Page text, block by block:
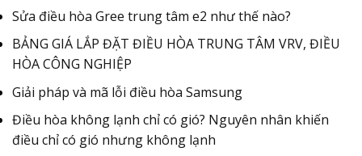
Sửa điều hòa Gree trung tâm e2 như thế nào?
BẢNG GIÁ LẮP ĐẶT ĐIỀU HÒA TRUNG TÂM VRV, ĐIỀU
HÒA CÔNG NGHIỆP
Giải pháp và mã lỗi điều hòa Samsung
Điều hòa không lạnh chỉ có gió? Nguyên nhân khiến
điều chỉ có gió nhưng không lạnh